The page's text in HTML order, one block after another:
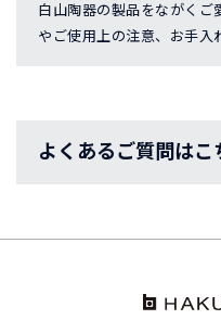
白山陶器の製品をながくご
やご使用上の注意、お手入
よくあるご質問はこ